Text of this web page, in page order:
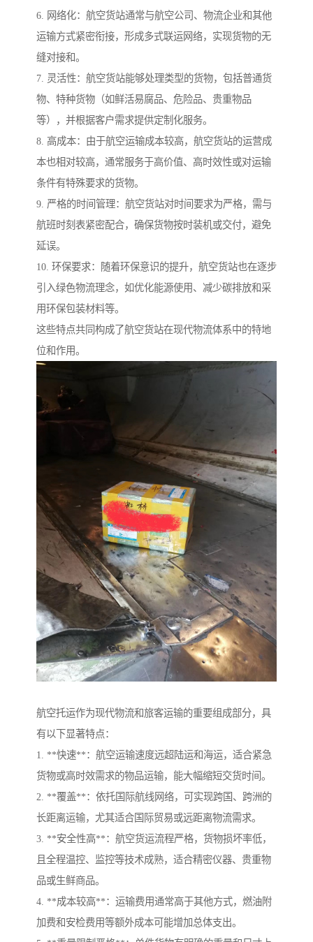
6. 网络化：航空货站通常与航空公司、物流企业和其他
运输方式紧密衔接，形成多式联运网络，实现货物的无
缝对接和。
7. 灵活性：航空货站能够处理类型的货物，包括普通货
物、特种货物（如鲜活易腐品、危险品、贵重物品
等），并根据客户需求提供定制化服务。
8. 高成本：由于航空运输成本较高，航空货站的运营成
本也相对较高，通常服务于高价值、高时效性或对运输
条件有特殊要求的货物。
9. 严格的时间管理：航空货站对时间要求为严格，需与
航班时刻表紧密配合，确保货物按时装机或交付，避免
延误。
10. 环保要求：随着环保意识的提升，航空货站也在逐步
引入绿色物流理念，如优化能源使用、减少碳排放和采
用环保包装材料等。
这些特点共同构成了航空货站在现代物流体系中的特地
位和作用。
航空托运作为现代物流和旅客运输的重要组成部分，具
有以下显著特点：
1. **快速**：航空运输速度远超陆运和海运，适合紧急
货物或高时效需求的物品运输，能大幅缩短交货时间。
2. **覆盖**：依托国际航线网络，可实现跨国、跨洲的
长距离运输，尤其适合国际贸易或远距离物流需求。
3. **安全性高**：航空货运流程严格，货物损坏率低，
且全程温控、监控等技术成熟，适合精密仪器、贵重物
品或生鲜商品。
4. **成本较高**：运输费用通常高于其他方式，燃油附
加费和安检费用等额外成本可能增加总体支出。